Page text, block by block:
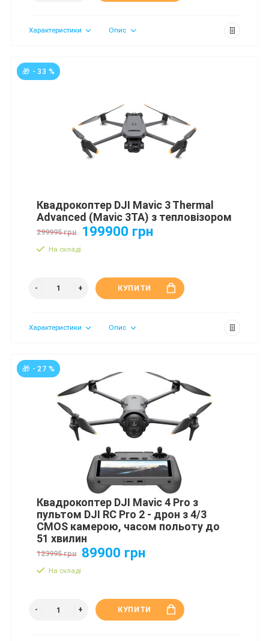
Характеристики Опис
🎁 - 33 %
Квадрокоптер DJI Mavic 3 Thermal
Advanced (Mavic 3TA) з тепловізором
299995 грн 199900 грн
На складі
КУПИТИ
Характеристики Опис
🎁 - 27 %
Квадрокоптер DJI Mavic 4 Pro з
пультом DJI RC Pro 2 - дрон з 4/3
CMOS камерою, часом польоту до
51 хвилин
123995 грн 89900 грн
На складі
КУПИТИ